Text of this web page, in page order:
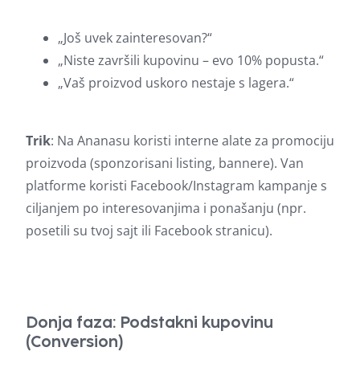
„Još uvek zainteresovan?“
„Niste završili kupovinu – evo 10% popusta.“
„Vaš proizvod uskoro nestaje s lagera.“
Trik: Na Ananasu koristi interne alate za promociju
proizvoda (sponzorisani listing, bannere). Van
platforme koristi Facebook/Instagram kampanje s
ciljanjem po interesovanjima i ponašanju (npr.
posetili su tvoj sajt ili Facebook stranicu).
Donja faza: Podstakni kupovinu
(Conversion)